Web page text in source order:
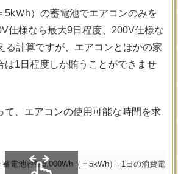
5kＷh）の蓄電池でエアコンのみを
仕様なら最大9日程度、200V仕様な
る計算ですが、エアコンとほかの家
は1日程度しか賄うことができませ
て、エアコンの使用可能な時間を求
電池容量5,000Wh（＝5kWh）÷1日の消費電力